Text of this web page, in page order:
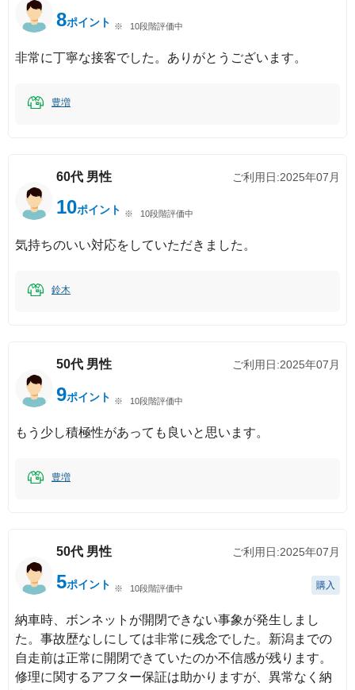
8ポイント 10段階評価中
非常に丁寧な接客でした。ありがとうございます。
豊増
60代 男性 ご利用日:2025年07月
10ポイント 10段階評価中
気持ちのいい対応をしていただきました。
鈴木
50代 男性 ご利用日:2025年07月
9ポイント 10段階評価中
もう少し積極性があっても良いと思います。
豊増
50代 男性 ご利用日:2025年07月
5ポイント 10段階評価中 購入
納車時、ボンネットが開閉できない事象が発生しまし
た。事故歴なしにしては非常に残念でした。新潟までの
自走前は正常に開閉できていたのか不信感が残ります。
修理に関するアフター保証は助かりますが、異常なく納